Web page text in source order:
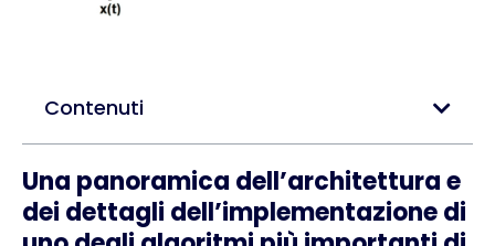
Una panoramica dell’architettura e
dei dettagli dell’implementazione di
Contenuti